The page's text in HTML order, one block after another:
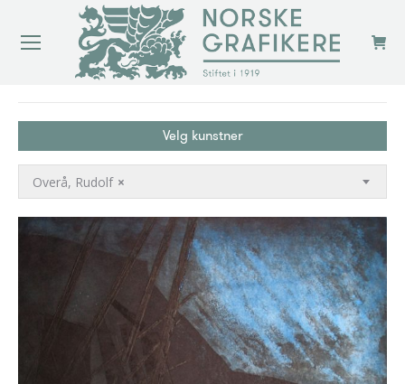
Velg kunstner
×
Overå, Rudolf